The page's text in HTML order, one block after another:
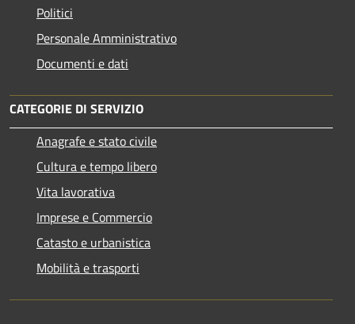
Politici
Personale Amministrativo
Documenti e dati
CATEGORIE DI SERVIZIO
Anagrafe e stato civile
Cultura e tempo libero
Vita lavorativa
Imprese e Commercio
Catasto e urbanistica
Mobilità e trasporti